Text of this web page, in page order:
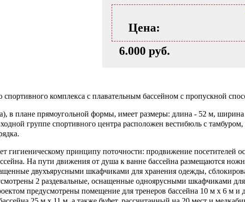
Цена:
6.000 руб.
комплекса с плавательным бассейном с пропускной
в плане прямоугольной формы, имеет размеры: длина - 52 м,
группе спортивного центра расположен вестибюль с
гигиеническому принципу поточности: продвижение посетителей
На пути движения от душа к ванне бассейна размещаются
двухъярусными шкафчиками для хранения одежды,
2 раздевальные, оснащенные одноярусными шкафчиками
предусмотрены помещение для тренеров бассейна 10 м х 6 м и